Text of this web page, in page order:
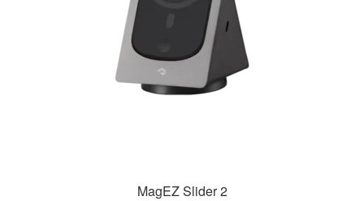
MagEZ Slider 2